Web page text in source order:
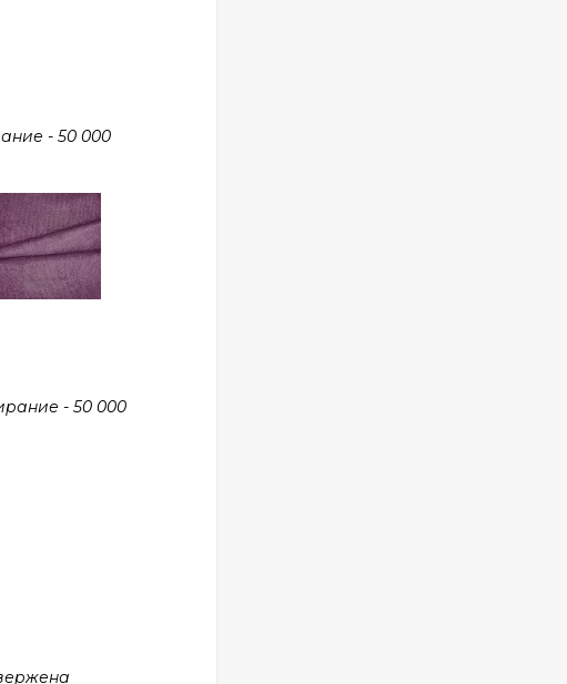
- 50 000
- 50 000